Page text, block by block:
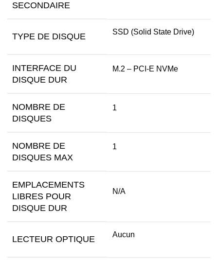
SECONDAIRE
TYPE DE DISQUE SSD (Solid State Drive)
INTERFACE DU
DISQUE DUR
M.2 – PCI-E NVMe
NOMBRE DE
DISQUES
1
NOMBRE DE
DISQUES MAX
1
EMPLACEMENTS
LIBRES POUR
DISQUE DUR
N/A
LECTEUR OPTIQUE Aucun